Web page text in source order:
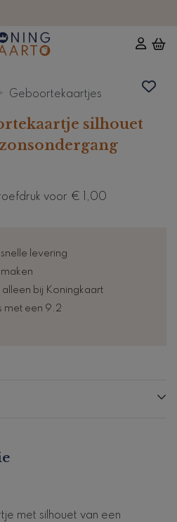
Geboortekaartjes
silhouet
voor € 1,00
levering
bij Koningkaart
met een 9.2
met silhouet van een